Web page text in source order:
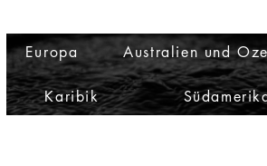
Europa Australien und
Karibik